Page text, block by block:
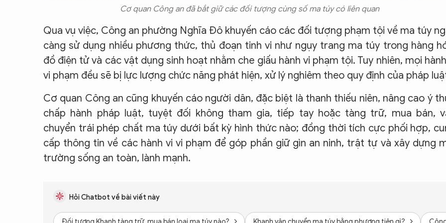
Cơ quan Công an đã bắt giữ các đối tượng cùng số ma túy có liên quan
Qua vụ việc, Công an phường Nghĩa Đô khuyến cáo các đối tượng phạm tội về ma túy
càng sử dụng nhiều phương thức, thủ đoạn tinh vi như ngụy trang ma túy trong hàng
đồ điện tử và các vật dụng sinh hoạt nhằm che giấu hành vi phạm tội. Tuy nhiên, mọi
vi phạm đều sẽ bị lực lượng chức năng phát hiện, xử lý nghiêm theo quy định của pháp
Cơ quan Công an cũng khuyến cáo người dân, đặc biệt là thanh thiếu niên, nâng cao ý
chấp hành pháp luật, tuyệt đối không tham gia, tiếp tay hoặc tàng trữ, mua bán,
chuyển trái phép chất ma túy dưới bất kỳ hình thức nào; đồng thời tích cực phối hợp,
cấp thông tin về các hành vi vi phạm để góp phần giữ gìn an ninh, trật tự và xây dựng
trường sống an toàn, lành mạnh.
Hỏi Chatbot về bài viết này